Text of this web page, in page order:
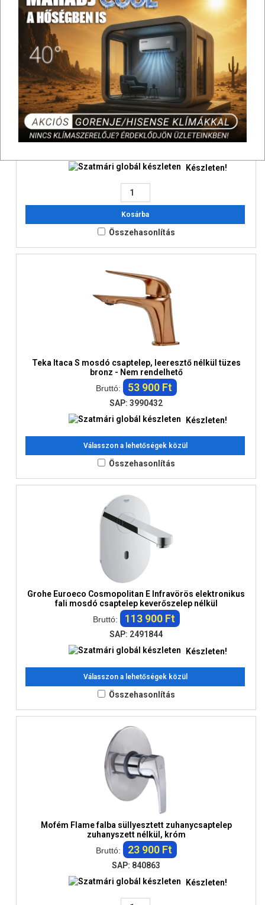
Grohe Tempesta cosmopolitan System 210
termosztátos zuhanyrendszer kádtöltővel falra
szerelésre, króm - Nem rendelhető
Bruttó: 174 501 Ft
Készleten!
Kosárba
Összehasonlítás
Teka Itaca S mosdó csaptelep, leeresztő nélkül tüzes
bronz - Nem rendelhető
Bruttó:
53 900 Ft
SAP: 3990432
Készleten!
Válasszon a lehetőségek közül
Összehasonlítás
Grohe Euroeco Cosmopolitan E Infravörös elektronikus
fali mosdó csaptelep keverőszelep nélkül
Bruttó:
113 900 Ft
SAP: 2491844
Készleten!
Válasszon a lehetőségek közül
Összehasonlítás
Mofém Flame falba süllyesztett zuhanycsaptelep
zuhanyszett nélkül, króm
Bruttó:
23 900 Ft
SAP: 840863
Készleten!